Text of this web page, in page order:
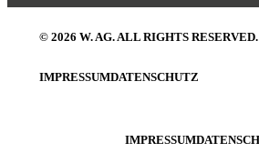
© 2026 W. AG. ALL RIGHTS RESERVED.
IMPRESSUMDATENSCHUTZ
IMPRESSUM